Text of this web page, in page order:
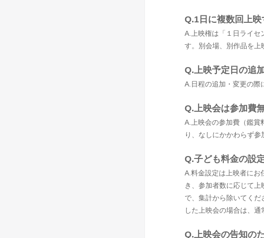
Q.1日に複数回上
A.上映権は「１日ライセ
す。別会場、別作品を上
Q.上映予定日の追
A.日程の追加・変更の際
Q.上映会は参加費
A.上映会の参加費（鑑賞
り、なしにかかわらず参
Q.子ども料金の設
A.料金設定は上映者にお
き、参加者数に応じて
で、集計から除いてくだ
した上映会の場合は、通
Q.上映会の告知の